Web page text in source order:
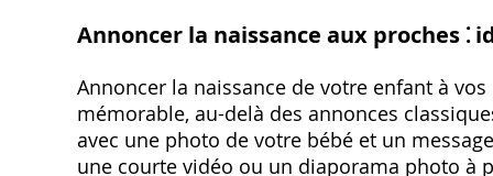
Annoncer la naissance aux proches ⁚
Annoncer la naissance de votre enfant à
mémorable, au-delà des annonces
avec une photo de votre bébé et un
une courte vidéo ou un diaporama photo à